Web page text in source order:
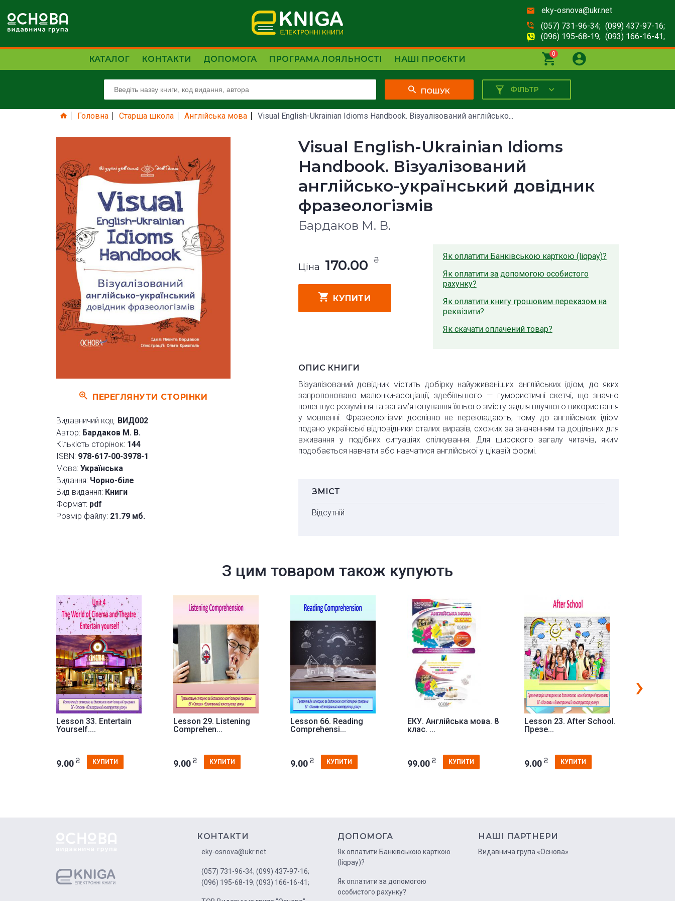
eky-osnova@ukr.net
(057) 731-96-34; (099) 437-97-16;
(096) 195-68-19; (093) 166-16-41;
КАТАЛОГ КОНТАКТИ ДОПОМОГА ПРОГРАМА ЛОЯЛЬНОСТІ НАШІ ПРОЄКТИ
0
ПОШУК ФІЛЬТР
Головна Старша школа Англійська мова Visual English-Ukrainian Idioms Handbook. Візуалізований англійсько...
ПЕРЕГЛЯНУТИ СТОРІНКИ
Видавничий код: ВИД002
Автор: Бардаков М. В.
Кількість сторінок: 144
ISBN: 978-617-00-3978-1
Мова: Українська
Видання: Чорно-біле
Вид видання: Книги
Формат: pdf
Розмір файлу: 21.79 мб.
Visual English-Ukrainian Idioms
Handbook. Візуалізований
англійсько-український довідник
фразеологізмів
Бардаков М. В.
Ціна 170.00 ₴
КУПИТИ
Як оплатити Банківською карткою (liqpay)?
Як оплатити за допомогою особистого
рахунку?
Як оплатити книгу грошовим переказом на
реквізити?
Як скачати оплачений товар?
ОПИС КНИГИ
Візуалізований довідник містить добірку найуживаніших англійських ідіом, до яких
запропоновано малюнки-асоціації, здебільшого — гумористичні скетчі, що значно
полегшує розуміння та запам’ятовування їхнього змісту задля влучного використання
у мовленні. Фразеологізми дослівно не перекладають, тому до англійських ідіом
подано українські відповідники сталих виразів, схожих за значенням та доцільних для
вживання у подібних ситуаціях спілкування. Для широкого загалу читачів, яким
подобається навчати або навчатися англійської у цікавій формі.
ЗМІСТ
Відсутній
З цим товаром також купують
Lesson 33. Entertain
Yourself....
9.00 ₴ КУПИТИ
Lesson 29. Listening
Comprehen...
9.00 ₴ КУПИТИ
Lesson 66. Reading
Comprehensi...
9.00 ₴ КУПИТИ
ЕКУ. Англійська мова. 8
клас. ...
99.00 ₴ КУПИТИ
Lesson 23. After School.
Презе...
9.00 ₴ КУПИТИ
›
КОНТАКТИ
eky-osnova@ukr.net
(057) 731-96-34; (099) 437-97-16;
(096) 195-68-19; (093) 166-16-41;
ДОПОМОГА
Як оплатити Банківською карткою
(liqpay)?
Як оплатити за допомогою
особистого рахунку?
НАШІ ПАРТНЕРИ
Видавнича група «Основа»